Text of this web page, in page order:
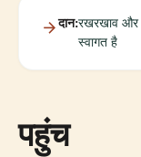
दान:रखरखाव और
स्वागत है
पहुंच